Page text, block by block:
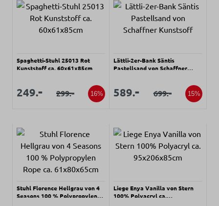
Spaghetti-Stuhl 25013 Rot
Kunststoff ca. 60x61x85cm
Verkaufspreis:
Verkaufspreis:
249.- Regulärer Preis:
299.- 16%
Lättli-2er-Bank Säntis
Pastellsand von Schaffner
Verkaufspreis:
Verkaufspreis:
589.- Regulärer Preis:
699.- 15%
Stuhl Florence Hellgrau von 4
Seasons 100 % Polypropylen
Liege Enya Vanilla von Stern
100% Polyacryl ca.